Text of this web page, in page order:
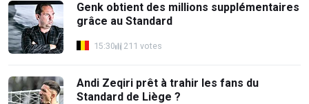
Genk obtient des millions supplémentaires
grâce au Standard
15:30 211 votes
Andi Zeqiri prêt à trahir les fans du
Standard de Liège ?